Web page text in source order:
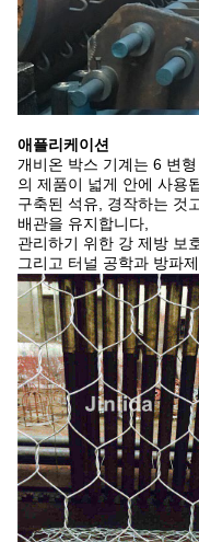
애플리케이션
개비온 박스 기계는 6 변
의 제품이 넓게 안에 사용
구축된 석유, 경작하는 것
배관을 유지합니다,
관리하기 위한 강 제방 보
그리고 터널 공학과 방파